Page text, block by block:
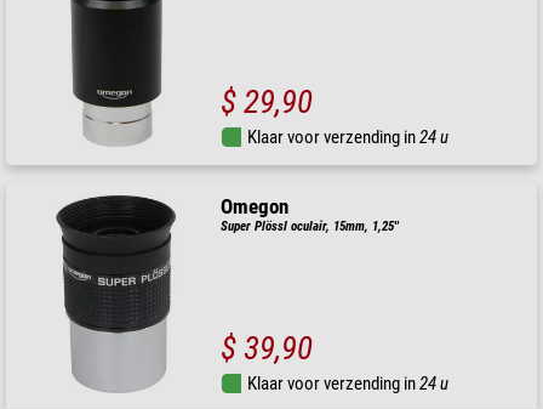
$ 29,90
Klaar voor verzending in24 u
Omegon
Super Plössl oculair, 15mm, 1,25''
$ 39,90
Klaar voor verzending in24 u